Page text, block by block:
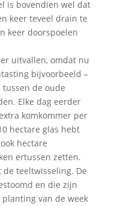
is bovendien wel dat
keer teveel drain te
keer doorspoelen
uitvallen, omdat nu
bijvoorbeeld –
tussen de oude
Elke dag eerder
komkommer per
hectare glas hebt
hectare
ertussen zetten.
teeltwisseling. De
en die zijn
van de week